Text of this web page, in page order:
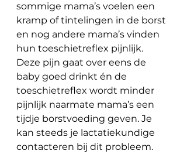
sommige mama’s voelen een
kramp of tintelingen in de borst
en nog andere mama’s vinden
hun toeschietreflex pijnlijk.
Deze pijn gaat over eens de
baby goed drinkt én de
toeschietreflex wordt minder
pijnlijk naarmate mama’s een
tijdje borstvoeding geven. Je
kan steeds je lactatiekundige
contacteren bij dit probleem.